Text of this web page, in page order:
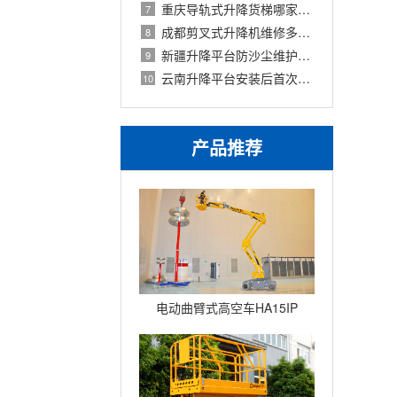
7 重庆导轨式升降货梯哪家好？厂家对比与
8 成都剪叉式升降机维修多少钱？收费标准
9 新疆升降平台防沙尘维护与清洁规范
10 云南升降平台安装后首次调试与验收流程
产品推荐
电动曲臂式高空车HA15IP